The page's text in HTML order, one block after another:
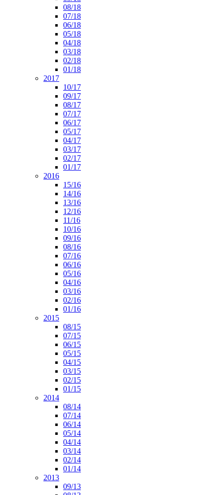
08/18
07/18
06/18
05/18
04/18
03/18
02/18
01/18
2017
10/17
09/17
08/17
07/17
06/17
05/17
04/17
03/17
02/17
01/17
2016
15/16
14/16
13/16
12/16
11/16
10/16
09/16
08/16
07/16
06/16
05/16
04/16
03/16
02/16
01/16
2015
08/15
07/15
06/15
05/15
04/15
03/15
02/15
01/15
2014
08/14
07/14
06/14
05/14
04/14
03/14
02/14
01/14
2013
09/13